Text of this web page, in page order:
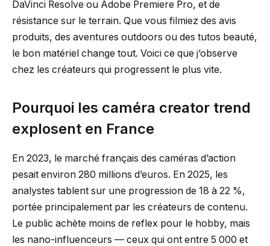
DaVinci Resolve ou Adobe Premiere Pro, et de
résistance sur le terrain. Que vous filmiez des avis
produits, des aventures outdoors ou des tutos beauté,
le bon matériel change tout. Voici ce que j’observe
chez les créateurs qui progressent le plus vite.
Pourquoi les caméra creator trend
explosent en France
En 2023, le marché français des caméras d’action
pesait environ 280 millions d’euros. En 2025, les
analystes tablent sur une progression de 18 à 22 %,
portée principalement par les créateurs de contenu.
Le public achète moins de reflex pour le hobby, mais
les nano-influenceurs — ceux qui ont entre 5 000 et